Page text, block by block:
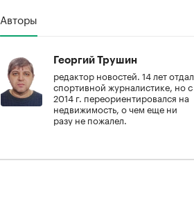
Авторы
Георгий Трушин
редактор новостей. 14 лет отдал
спортивной журналистике, но с
2014 г. переориентировался на
недвижимость, о чем еще ни
разу не пожалел.